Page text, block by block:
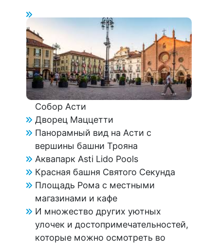
Собор Асти
Дворец Маццетти
Панорамный вид на Асти с
вершины башни Трояна
Аквапарк Asti Lido Pools
Красная башня Святого Секунда
Площадь Рома с местными
магазинами и кафе
И множество других уютных
улочек и достопримечательностей,
которые можно осмотреть во